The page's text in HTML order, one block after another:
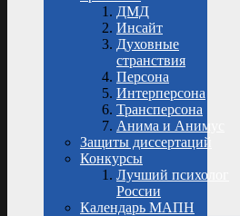
ДМД
Инсайт
Духовные
странствия
Персона
Интерперсона
Трансперсона
Анима и Анимус
Защиты диссертаций
Конкурсы
Лучший психолог
России
Календарь МАПН